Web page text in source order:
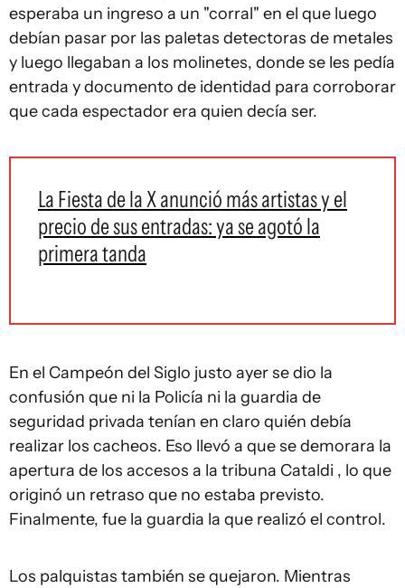
esperaba un ingreso a un "corral" en el que luego
debían pasar por las paletas detectoras de metales
y luego llegaban a los molinetes, donde se les pedía
entrada y documento de identidad para corroborar
que cada espectador era quien decía ser.
La Fiesta de la X anunció más artistas y el
precio de sus entradas: ya se agotó la
primera tanda
En el Campeón del Siglo justo ayer se dio la
confusión que ni la Policía ni la guardia de
seguridad privada tenían en claro quién debía
realizar los cacheos. Eso llevó a que se demorara la
apertura de los accesos a la tribuna Cataldi , lo que
originó un retraso que no estaba previsto.
Finalmente, fue la guardia la que realizó el control.
Los palquistas también se quejaron. Mientras